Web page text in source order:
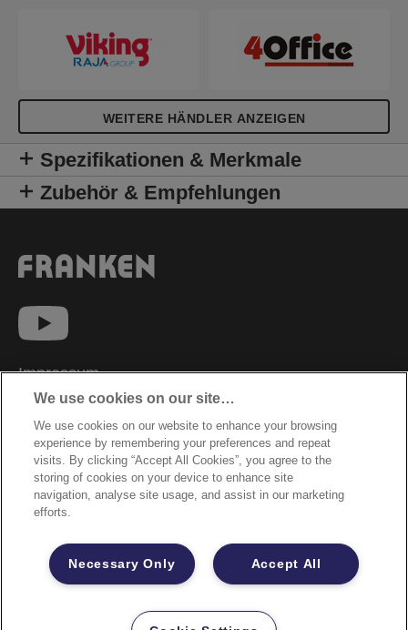
WEITERE HÄNDLER ANZEIGEN
Spezifikationen & Merkmale
Zubehör & Empfehlungen
Impressum
Datenschutzhinweise
Datenzugriffsberechtigung
Sicherheitsdatenblätter
Cookie Richtlinie
Rechtliche Hinweise
Garantiebestimmungen
Site Map
©2026 ACCO Brands
We use cookies on our site…
We use cookies on our website to enhance your browsing
experience by remembering your preferences and repeat
visits. By clicking “Accept All Cookies”, you agree to the
storing of cookies on your device to enhance site
navigation, analyse site usage, and assist in our marketing
efforts.
Accept All
Necessary Only